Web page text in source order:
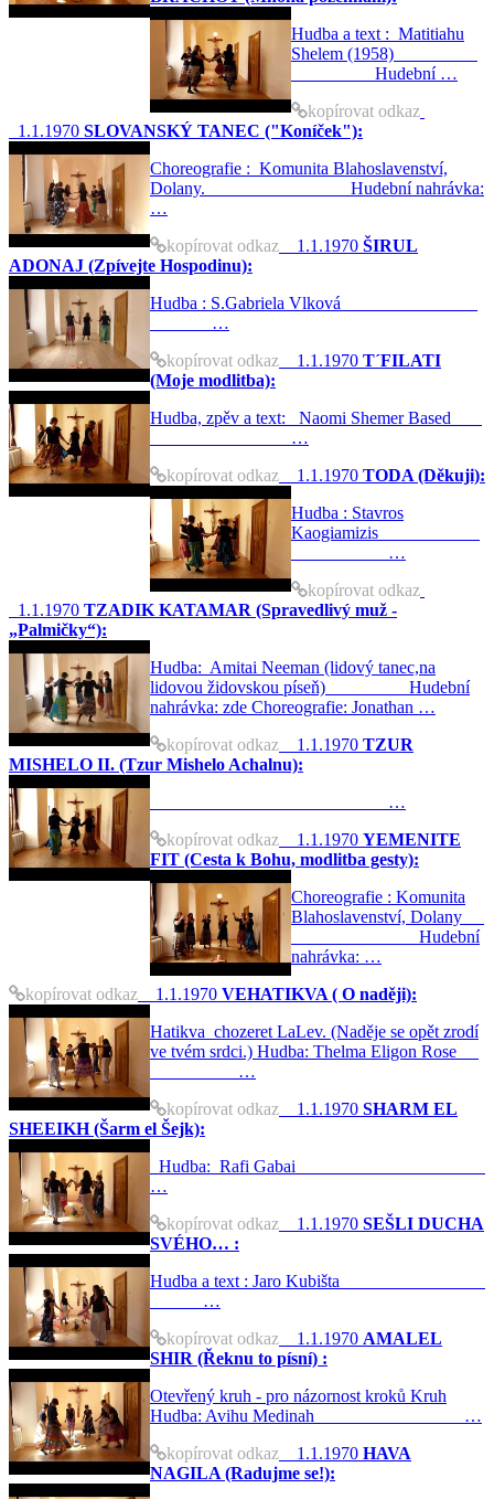
Hudba a text : Matitiahu
Shelem (1958)
Hudební …
kopírovat odkaz
1.1.1970 SLOVANSKÝ TANEC ("Koníček"):
Choreografie : Komunita Blahoslavenství,
Dolany. Hudební nahrávka:
…
kopírovat odkaz 1.1.1970 ŠIRUL
ADONAJ (Zpívejte Hospodinu):
Hudba : S.Gabriela Vlková
…
kopírovat odkaz 1.1.1970 T´FILATI
(Moje modlitba):
Hudba, zpěv a text: Naomi Shemer Based
…
kopírovat odkaz 1.1.1970 TODA (Děkuji):
Hudba : Stavros
Kaogiamizis
…
kopírovat odkaz
1.1.1970 TZADIK KATAMAR (Spravedlivý muž -
„Palmičky“):
Hudba: Amitai Neeman (lidový tanec,na
lidovou židovskou píseň) Hudební
nahrávka: zde Choreografie: Jonathan …
kopírovat odkaz 1.1.1970 TZUR
MISHELO II. (Tzur Mishelo Achalnu):
…
kopírovat odkaz 1.1.1970 YEMENITE
FIT (Cesta k Bohu, modlitba gesty):
Choreografie : Komunita
Blahoslavenství, Dolany
Hudební
nahrávka: …
kopírovat odkaz 1.1.1970 VEHATIKVA ( O naději):
Hatikva chozeret LaLev. (Naděje se opět zrodí
ve tvém srdci.) Hudba: Thelma Eligon Rose
…
kopírovat odkaz 1.1.1970 SHARM EL
SHEEIKH (Šarm el Šejk):
Hudba: Rafi Gabai
…
kopírovat odkaz 1.1.1970 SEŠLI DUCHA
SVÉHO… :
Hudba a text : Jaro Kubišta
…
kopírovat odkaz 1.1.1970 AMALEL
SHIR (Řeknu to písní) :
Otevřený kruh - pro názornost kroků Kruh
Hudba: Avihu Medinah …
kopírovat odkaz 1.1.1970 HAVA
NAGILA (Radujme se!):